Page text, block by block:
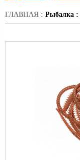
ГЛАВНАЯ : Рыбалка :